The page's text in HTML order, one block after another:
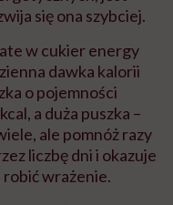
się ona szybciej.
w cukier energy
dawka kalorii
o pojemności
a duża puszka –
ale pomnóż razy
liczbę dni i okazuje
robić wrażenie.